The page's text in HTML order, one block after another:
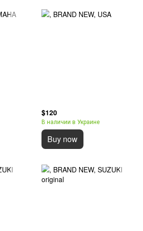
$120
В наличии в Украине
Buy now